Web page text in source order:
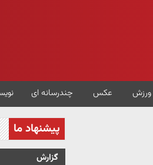
ورزش عکس چندرسانه ای
پیشنهاد ما
گزارش